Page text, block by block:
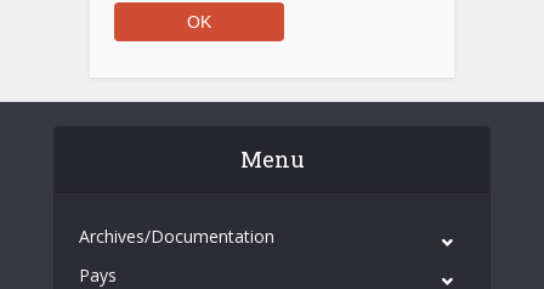
Menu
Archives/Documentation
Pays